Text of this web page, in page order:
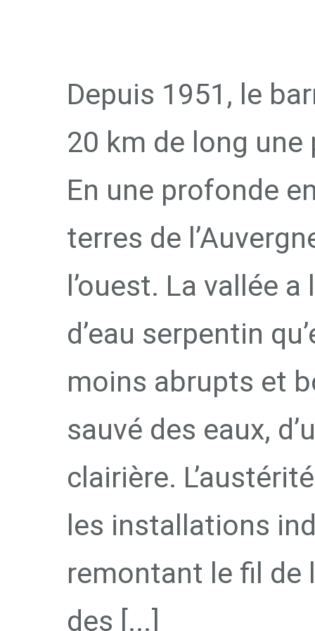
Depuis 1951, le
20 km de long
En une profonde
terres de
l’ouest. La vallée
d’eau serpentin
moins abrupts et
sauvé des eaux,
clairière.
les installations
remontant le fil de
des [...]